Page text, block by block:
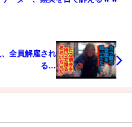
、全員解雇され
る…